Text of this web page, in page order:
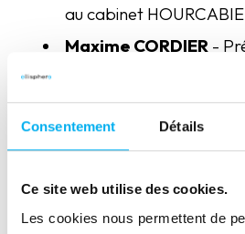
Consentement Détails
Ce site web utilise des cookies.
Les cookies nous permettent de
au cabinet
Maxime CORDIER -
d'AGORES &
chez Ville de Fontenay-
Mélanie MANIVIT -
lycée professionnel
11h50 - 13h30 : Cocktail
déjeunatoire13h30 -